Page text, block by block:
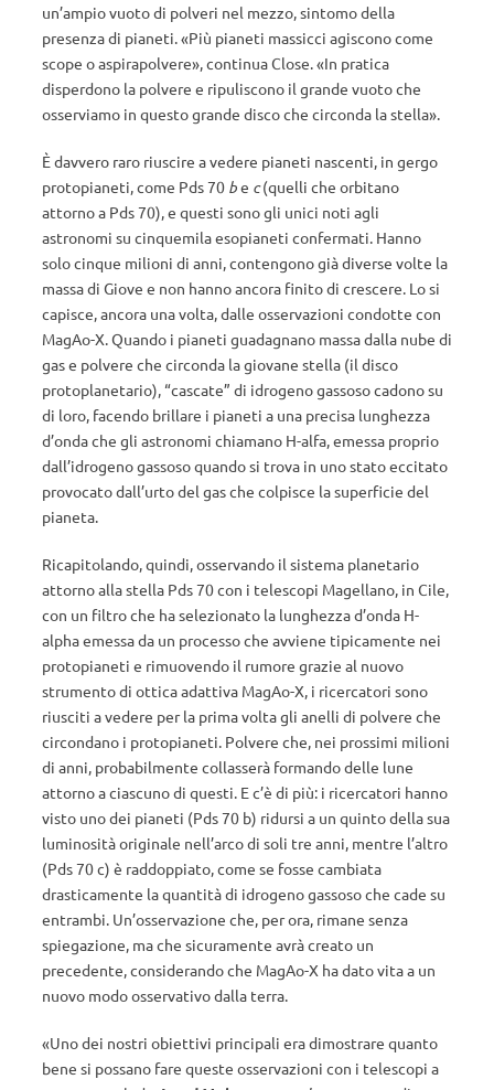
un’ampio vuoto di polveri nel mezzo, sintomo della
presenza di pianeti. «Più pianeti massicci agiscono come
scope o aspirapolvere», continua Close. «In pratica
disperdono la polvere e ripuliscono il grande vuoto che
osserviamo in questo grande disco che circonda la stella».
È davvero raro riuscire a vedere pianeti nascenti, in gergo
protopianeti, come Pds 70 be c(quelli che orbitano
attorno a Pds 70), e questi sono gli unici noti agli
astronomi su cinquemila esopianeti confermati. Hanno
solo cinque milioni di anni, contengono già diverse volte la
massa di Giove e non hanno ancora finito di crescere. Lo si
capisce, ancora una volta, dalle osservazioni condotte con
MagAo-X. Quando i pianeti guadagnano massa dalla nube di
gas e polvere che circonda la giovane stella (il disco
protoplanetario), “cascate” di idrogeno gassoso cadono su
di loro, facendo brillare i pianeti a una precisa lunghezza
d’onda che gli astronomi chiamano H-alfa, emessa proprio
dall’idrogeno gassoso quando si trova in uno stato eccitato
provocato dall’urto del gas che colpisce la superficie del
pianeta.
Ricapitolando, quindi, osservando il sistema planetario
attorno alla stella Pds 70 con i telescopi Magellano, in Cile,
con un filtro che ha selezionato la lunghezza d’onda H-
alpha emessa da un processo che avviene tipicamente nei
protopianeti e rimuovendo il rumore grazie al nuovo
strumento di ottica adattiva MagAo-X, i ricercatori sono
riusciti a vedere per la prima volta gli anelli di polvere che
circondano i protopianeti. Polvere che, nei prossimi milioni
di anni, probabilmente collasserà formando delle lune
attorno a ciascuno di questi. E c’è di più: i ricercatori hanno
visto uno dei pianeti (Pds 70 b) ridursi a un quinto della sua
luminosità originale nell’arco di soli tre anni, mentre l’altro
(Pds 70 c) è raddoppiato, come se fosse cambiata
drasticamente la quantità di idrogeno gassoso che cade su
entrambi. Un’osservazione che, per ora, rimane senza
spiegazione, ma che sicuramente avrà creato un
precedente, considerando che MagAo-X ha dato vita a un
nuovo modo osservativo dalla terra.
«Uno dei nostri obiettivi principali era dimostrare quanto
bene si possano fare queste osservazioni con i telescopi a